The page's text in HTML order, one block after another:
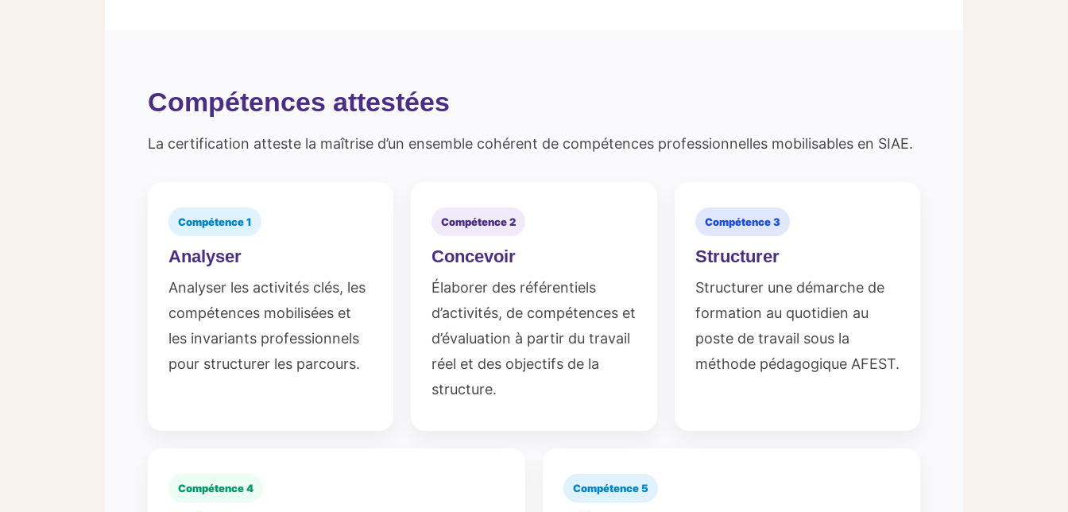
Compétences attestées
La certification atteste la maîtrise d’un ensemble cohérent de compétences professionnelles mobilisables en SIAE.
Compétence 1
Analyser
Analyser les activités clés, les
compétences mobilisées et
les invariants professionnels
pour structurer les parcours.
Compétence 2
Concevoir
Élaborer des référentiels
d’activités, de compétences et
d’évaluation à partir du travail
réel et des objectifs de la
structure.
Compétence 3
Structurer
Structurer une démarche de
formation au quotidien au
poste de travail sous la
méthode pédagogique AFEST.
Compétence 4 Compétence 5